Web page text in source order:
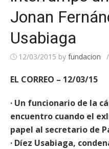
Jonan
Usabiaga
12/03/2015 by fundacion /
EL CORREO – 12/03/15
· Un funcionario de la
encuentro cuando el
papel al secretario de
· Díez Usabiaga,